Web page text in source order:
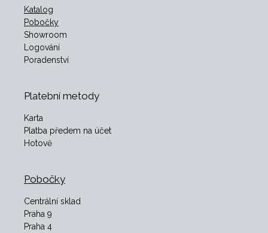
Katalog
Pobočky
Showroom
Logování
Poradenství
Platební metody
Karta
Platba předem na účet
Hotově
Pobočky
Centrální sklad
Praha 9
Praha 4